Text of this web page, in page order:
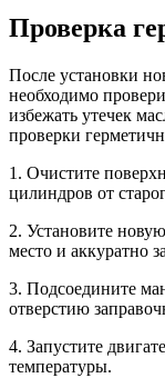
Проверка
После установки
необходимо
избежать утечек
проверки
1. Очистите
цилиндров от
2. Установите
место и аккуратно
3. Подсоедините
отверстию
4. Запустите
температуры.